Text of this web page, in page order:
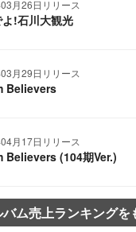
月26日リリース
!石川大観光
月29日リリース
Believers
月17日リリース
Believers (104期Ver.)
ム売上ランキングを